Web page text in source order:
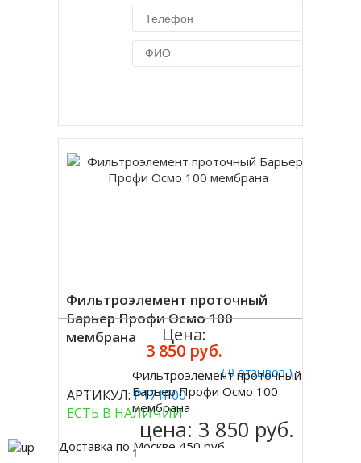
Фильтроэлемент проточный
Барьер Профи Осмо 100
мембрана
( 0 отзывов )
АРТИКУЛ:Р171Р00
ЕСТЬ В НАЛИЧИИ
Доставка по Москве 450 руб.
Цена:
3 850 руб.
Фильтроэлемент проточный
Барьер Профи Осмо 100
мембрана
цена: 3 850 руб.